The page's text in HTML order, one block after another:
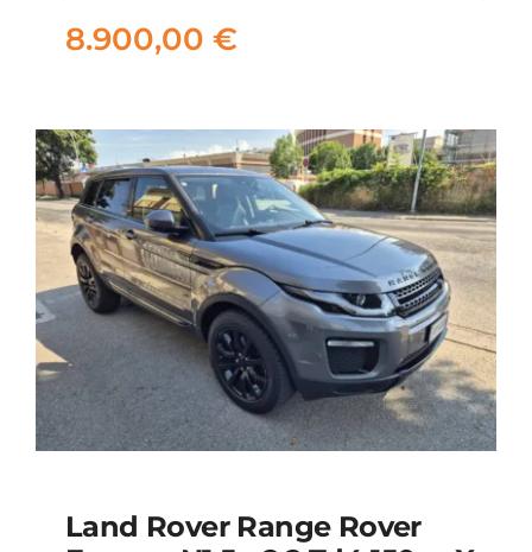
8.900,00
8.900,00 €
Land Rover Range Rover